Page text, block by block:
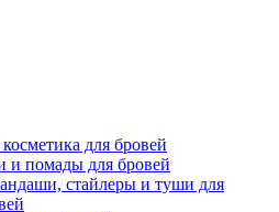
для бровей
и помады для бровей
стайлеры и туши для